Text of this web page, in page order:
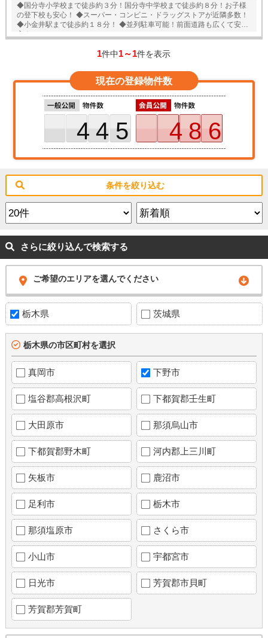
◆国分寺小学校まで徒歩約３分！国分寺中学校まで徒歩約８分！お子様
の登下校も安心！ ◆スーパー・コンビニ・ドラッグストアが近隣多数！
◆小金井駅まで徒歩約１８分！ ◆並列駐車可能！前面道路も広くて安
心！
1件中1～1件を表示
現在の登録物件数
445 486
条件を絞り込む
さらに絞り込んで検索する
ご希望のエリアを選んでください
栃木県 茨城県
栃木県の市区町村を選択
真岡市 下野市
塩谷郡高根沢町 下都賀郡壬生町
大田原市 那須烏山市
下都賀郡野木町 河内郡上三川町
矢板市 鹿沼市
足利市 栃木市
那須塩原市 さくら市
小山市 宇都宮市
日光市 芳賀郡市貝町
芳賀郡芳賀町